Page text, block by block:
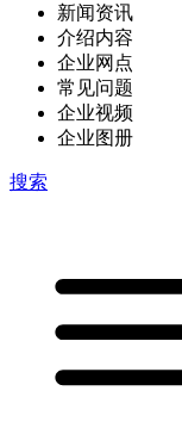
新闻资讯
介绍内容
企业网点
常见问题
企业视频
企业图册
搜索